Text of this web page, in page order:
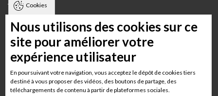
Transfert
Fournils
Boulangerie artisanale
Boulangerie artisanale multi-boutiques
Boulangerie semi-industrielle
Boulangerie GMS Grande surface
Cookies
Nous utilisons des cookies sur ce
site pour améliorer votre
expérience utilisateur
En poursuivant votre navigation, vous acceptez le dépôt de cookies tiers
destiné à vous proposer des vidéos, des boutons de partage, des
téléchargements de contenu à partir de plateformes sociales.